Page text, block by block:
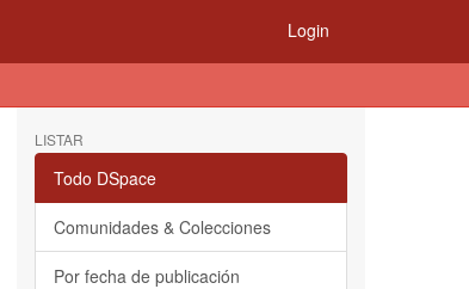
Login
LISTAR
Todo DSpace
Comunidades & Colecciones
Por fecha de publicación